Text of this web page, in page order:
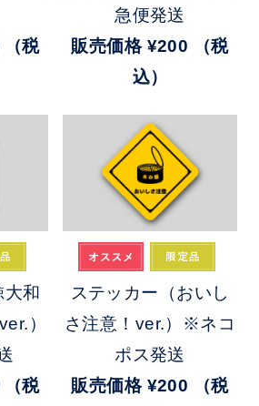
（税
急便発送
販売価格 ¥200
（税
込）
大和
）
（税
ステッカー（おいし
さ注意！ver.）※ネコ
ポス発送
販売価格 ¥200
（税